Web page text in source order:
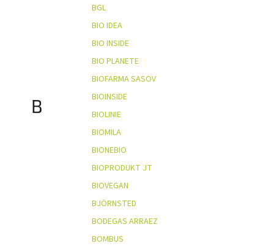
B
BGL
BIO IDEA
BIO INSIDE
BIO PLANETE
BIOFARMA SASOV
BIOINSIDE
BIOLINIE
BIOMILA
BIONEBIO
BIOPRODUKT JT
BIOVEGAN
BJÖRNSTED
BODEGAS ARRAEZ
BOMBUS